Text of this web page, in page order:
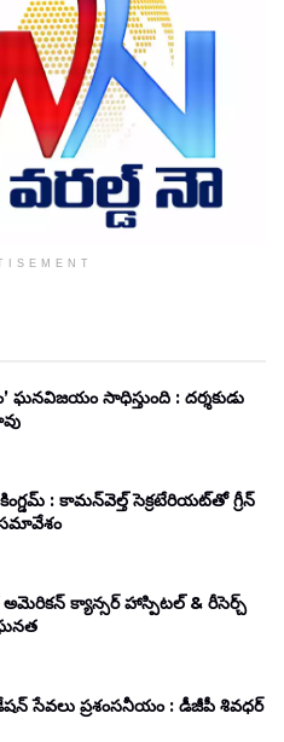
ఘనవిజయం సాధిస్తుంది : దర్శకుడు
: కామన్‌వెల్త్ సెక్రటేరియట్‌తో గ్రీన్
క్యాన్సర్ హాస్పిటల్ & రీసెర్చ్
సేవలు ప్రశంసనీయం : డీజీపీ శివధర్